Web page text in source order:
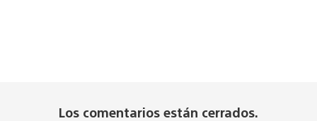
Los comentarios están cerrados.